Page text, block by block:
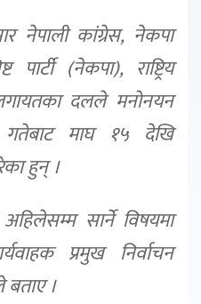
नेपाली कांग्रेस, नेकपा
(नेकपा), राष्ट्रिय
लगायतका दलले मनोनयन
माघ १५ देखि
हुन् ।
सार्ने विषयमा
प्रमुख निर्वाचन
बताए ।